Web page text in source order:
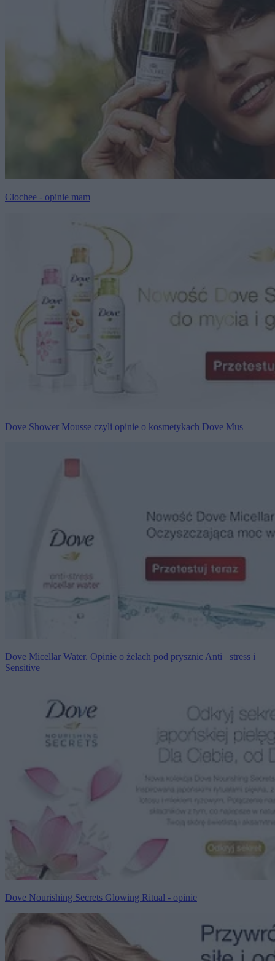
Clochee - opinie mam
Dove Shower Mousse czyli opinie o kosmetykach Dove Mus
Dove Micellar Water. Opinie o żelach pod prysznic Anti _stress i
Sensitive
Dove Nourishing Secrets Glowing Ritual - opinie